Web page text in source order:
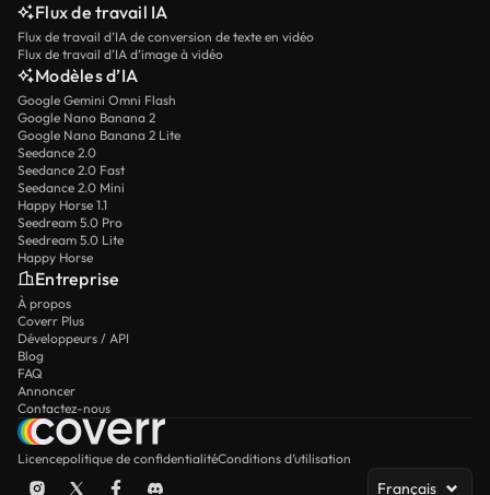
Flux de travail IA
Flux de travail d’IA de conversion de texte en vidéo
Flux de travail d’IA d’image à vidéo
Modèles d’IA
Google Gemini Omni Flash
Google Nano Banana 2
Google Nano Banana 2 Lite
Seedance 2.0
Seedance 2.0 Fast
Seedance 2.0 Mini
Happy Horse 1.1
Seedream 5.0 Pro
Seedream 5.0 Lite
Happy Horse
Entreprise
À propos
Coverr Plus
Développeurs / API
Blog
FAQ
Annoncer
Contactez-nous
Licencepolitique de confidentialitéConditions d’utilisation
Français